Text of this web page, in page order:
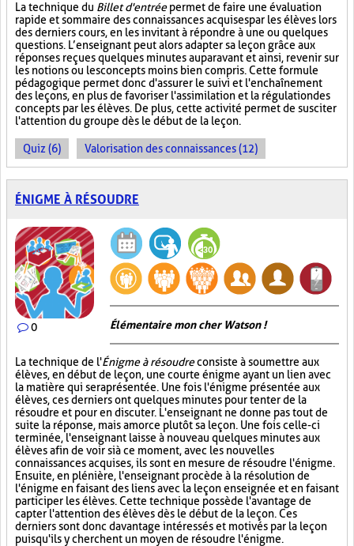
La technique du Billet d'entréepermet de faire une évaluation
rapide et sommaire des connaissances acquises par les élèves lors
des derniers cours, en les invitant à répondre à une ou quelques
questions. L’enseignant peut alors adapter sa leçon grâce aux
réponses reçues quelques minutes auparavant et ainsi, revenir sur
les notions ou les concepts moins bien compris. Cette formule
pédagogique permet donc d'assurer le suivi et l'enchaînement
des leçons, en plus de favoriser l'assimilation et la régulation des
concepts par les élèves. De plus, cette activité permet de susciter
l'attention du groupe dès le début de la leçon.
Quiz (6) Valorisation des connaissances (12)
ÉNIGME À RÉSOUDRE
0 Élémentaire mon cher Watson !
La technique de l'Énigme à résoudreconsiste à soumettre aux
élèves, en début de leçon, une courte énigme ayant un lien avec
la matière qui sera présentée. Une fois l'énigme présentée aux
élèves, ces derniers ont quelques minutes pour tenter de la
résoudre et pour en discuter. L'enseignant ne donne pas tout de
suite la réponse, mais amorce plutôt sa leçon. Une fois celle-ci
terminée, l'enseignant laisse à nouveau quelques minutes aux
élèves afin de voir si à ce moment, avec les nouvelles
connaissances acquises, ils sont en mesure de résoudre l'énigme.
Ensuite, en plénière, l'enseignant procède à la résolution de
l'énigme en faisant des liens avec la leçon enseignée et en faisant
participer les élèves. Cette technique possède l'avantage de
capter l'attention des élèves dès le début de la leçon. Ces
derniers sont donc davantage intéressés et motivés par la leçon
puisqu'ils y cherchent un moyen de résoudre l'énigme.